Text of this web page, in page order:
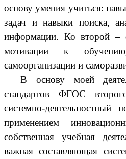
основу умения учиться:
задач и навыки поиска,
информации. Ко второй –
мотивации к
самоорганизации и
В основу моей
стандартов ФГОС
системно-
применением
собственная учебная
важная составляющая